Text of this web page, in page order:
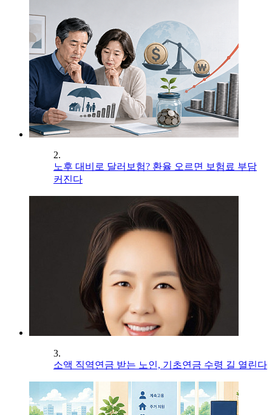
2.
노후 대비로 달러보험? 환율 오르면 보험료 부담
커진다
3.
소액 직역연금 받는 노인, 기초연금 수령 길 열린다